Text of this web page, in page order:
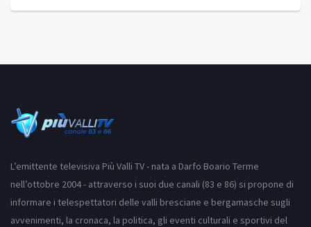
L’emittente televisiva Più Valli TV - nata a Darfo Boario Terme
nell’ottobre 2004 - attraverso i suoi due canali (83 e 86) si propone di
informare i telespettatori delle valli bresciane e bergamasche sugli
avvenimenti, la cronaca, la politica, gli eventi culturali e sportivi del